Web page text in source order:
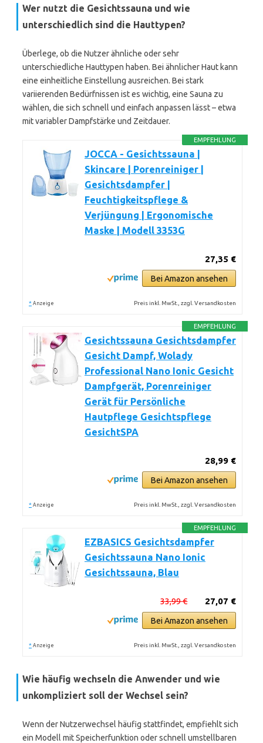
Wer nutzt die Gesichtssauna und wie
unterschiedlich sind die Hauttypen?
Überlege, ob die Nutzer ähnliche oder sehr
unterschiedliche Hauttypen haben. Bei ähnlicher Haut kann
eine einheitliche Einstellung ausreichen. Bei stark
variierenden Bedürfnissen ist es wichtig, eine Sauna zu
wählen, die sich schnell und einfach anpassen lässt – etwa
mit variabler Dampfstärke und Zeitdauer.
EMPFEHLUNG
JOCCA - Gesichtssauna |
Skincare | Porenreiniger |
Gesichtsdampfer |
Feuchtigkeitspflege &
Verjüngung | Ergonomische
Maske | Modell 3353G
27,35 €
Bei Amazon ansehen
* Anzeige Preis inkl. MwSt., zzgl. Versandkosten
EMPFEHLUNG
Gesichtssauna Gesichtsdampfer
Gesicht Dampf, Wolady
Professional Nano Ionic Gesicht
Dampfgerät, Porenreiniger
Gerät für Persönliche
Hautpflege Gesichtspflege
GesichtSPA
28,99 €
Bei Amazon ansehen
* Anzeige Preis inkl. MwSt., zzgl. Versandkosten
EMPFEHLUNG
EZBASICS Gesichtsdampfer
Gesichtssauna Nano Ionic
Gesichtssauna, Blau
27,07 €
33,99 €
Bei Amazon ansehen
* Anzeige Preis inkl. MwSt., zzgl. Versandkosten
Wie häufig wechseln die Anwender und wie
unkompliziert soll der Wechsel sein?
Wenn der Nutzerwechsel häufig stattfindet, empfiehlt sich
ein Modell mit Speicherfunktion oder schnell umstellbaren